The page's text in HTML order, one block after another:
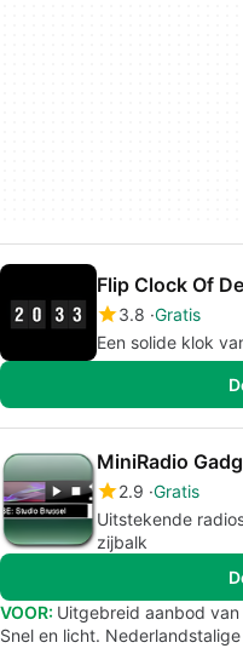
Flip Clock Of
3.8 Gratis
Een solide klok
MiniRadio
2.9 Gratis
Uitstekende
zijbalk
VOOR: Uitgebreid aanbod
Snel en licht.